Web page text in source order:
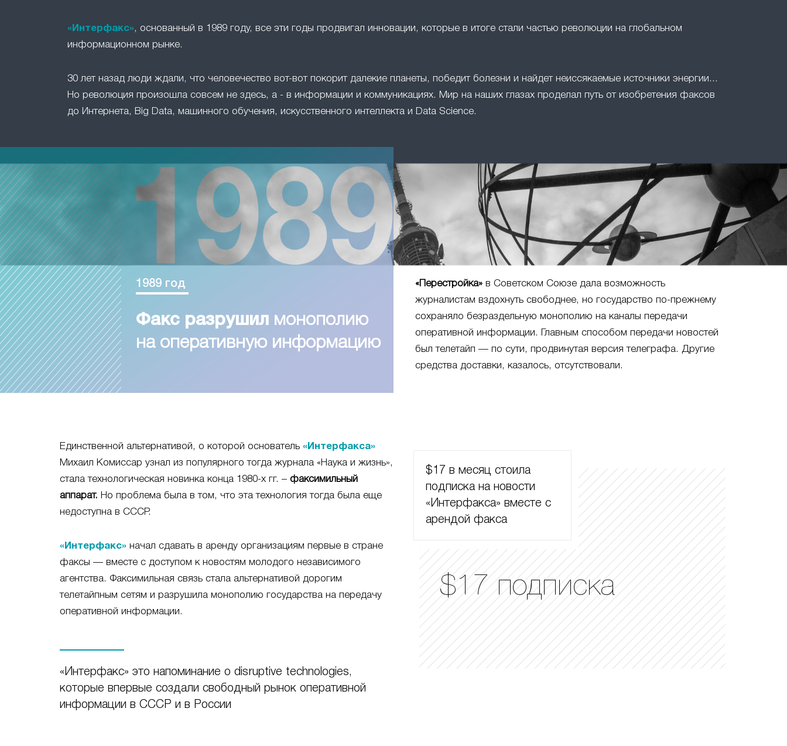
«Интерфакс», основанный в 1989 году, все эти годы продвигал инновации, которые в итоге стали частью революции на глобальном
информационном рынке.
30 лет назад люди ждали, что человечество вот-вот покорит далекие планеты, победит болезни и найдет неиссякаемые источники энергии...
Но революция произошла совсем не здесь, а - в информации и коммуникациях. Мир на наших глазах проделал путь от изобретения факсов
до Интернета, Big Data, машинного обучения, искусственного интеллекта и Data Science.
1989 год
Факс разрушил
монополию
на оперативную информацию
«Перестройка» в Советском Союзе дала возможность
журналистам вздохнуть свободнее, но государство по-прежнему
сохраняло безраздельную монополию на каналы передачи
оперативной информации. Главным способом передачи новостей
был телетайп — по сути, продвинутая версия телеграфа. Другие
средства доставки, казалось, отсутствовали.
Единственной альтернативой, о которой основатель «Интерфакса»
Михаил Комиссар узнал из популярного тогда журнала «Наука и жизнь»,
стала технологическая новинка конца 1980-х гг. – факсимильный
аппарат. Но проблема была в том, что эта технология тогда была еще
недоступна в СССР.
«Интерфакс» начал сдавать в аренду организациям первые в стране
факсы — вместе с доступом к новостям молодого независимого
агентства. Факсимильная связь стала альтернативой дорогим
телетайпным сетям и разрушила монополию государства на передачу
оперативной информации.
«Интерфакс» это напоминание о disruptive technologies,
которые впервые создали свободный рынок оперативной
информации в СССР и в России
$17 в месяц стоила
подписка на новости
«Интерфакса» вместе с
арендой факса
$17 подписка